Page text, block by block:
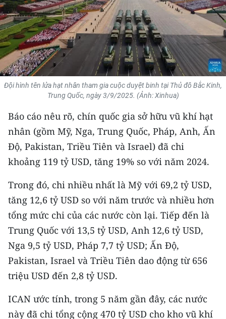
GIÁO DỤC
Y TẾ
KHOA HỌC - CÔNG NGHỆ
MÔI TRƯỜNG
BẠN ĐỌC
KIỂM CHỨNG THÔNG TIN
TRI THỨC CHUYÊN SÂU
54 DÂN TỘC VIỆT NAM
CHƯƠNG TRÌNH OCOP - MỖI XÃ
MỘT SẢN PHẨM
RADIO
MEDIA CENTER
E-Magazine
Đội hình tên lửa hạt nhân tham gia cuộc duyệt binh tại Thủ đô Bắc Kinh,
Trung Quốc, ngày 3/9/2025. (Ảnh: Xinhua)
Báo cáo nêu rõ, chín quốc gia sở hữu vũ khí hạt
nhân (gồm Mỹ, Nga, Trung Quốc, Pháp, Anh, Ấn
Độ, Pakistan, Triều Tiên và Israel) đã chi
khoảng 119 tỷ USD, tăng 19% so với năm 2024.
Trong đó, chi nhiều nhất là Mỹ với 69,2 tỷ USD,
tăng 12,6 tỷ USD so với năm trước và nhiều hơn
tổng mức chi của các nước còn lại. Tiếp đến là
Trung Quốc với 13,5 tỷ USD, Anh 12,6 tỷ USD,
Nga 9,5 tỷ USD, Pháp 7,7 tỷ USD; Ấn Độ,
Pakistan, Israel và Triều Tiên dao động từ 656
triệu USD đến 2,8 tỷ USD.
ICAN ước tính, trong 5 năm gần đây, các nước
này đã chi tổng cộng 470 tỷ USD cho kho vũ khí